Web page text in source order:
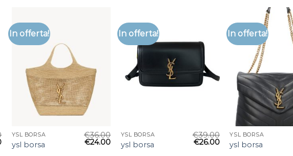
In offerta!
YSL BORSA
ysl borsa
€36.00
€24.00
In offerta!
YSL BORSA
ysl borsa
€39.00
€26.00
In offerta!
YSL BORSA
ysl borsa